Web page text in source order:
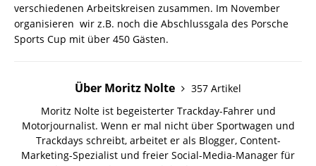
verschiedenen Arbeitskreisen zusammen. Im November
organisieren wir z.B. noch die Abschlussgala des Porsche
Sports Cup mit über 450 Gästen.
Über Moritz Nolte
357 Artikel
Moritz Nolte ist begeisterter Trackday-Fahrer und
Motorjournalist. Wenn er mal nicht über Sportwagen und
Trackdays schreibt, arbeitet er als Blogger, Content-
Marketing-Spezialist und freier Social-Media-Manager für